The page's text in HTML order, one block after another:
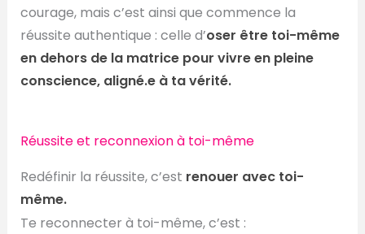
courage, mais c’est ainsi que commence la
réussite authentique : celle d’oser être toi-même
en dehors de la matrice pour vivre en pleine
conscience, aligné.e à ta vérité.
Réussite et reconnexion à toi-même
Redéfinir la réussite, c’est renouer avec toi-
même.
Te reconnecter à toi-même, c’est :